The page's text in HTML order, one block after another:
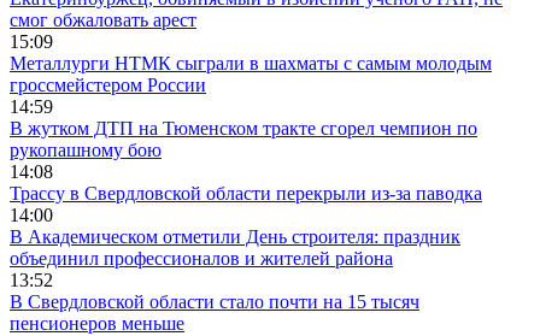
смог обжаловать арест
15:09
Металлурги НТМК сыграли в шахматы с самым молодым
гроссмейстером России
14:59
В жутком ДТП на Тюменском тракте сгорел чемпион по
рукопашному бою
14:08
Трассу в Свердловской области перекрыли из-за паводка
14:00
В Академическом отметили День строителя: праздник
объединил профессионалов и жителей района
13:52
В Свердловской области стало почти на 15 тысяч
пенсионеров меньше